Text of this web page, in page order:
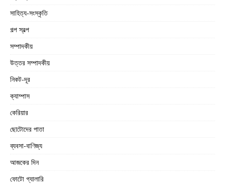
সাহিত্য-সংস্কৃতি
গল্প স্বল্প
সম্পাদকীয়
উত্তর সম্পাদকীয়
নিকট-দূর
ক্যাম্পাস
কেরিয়ার
ছোটোদের পাতা
ব্যবসা-বাণিজ্য
আজকের দিন
ফোটো গ্যালারি